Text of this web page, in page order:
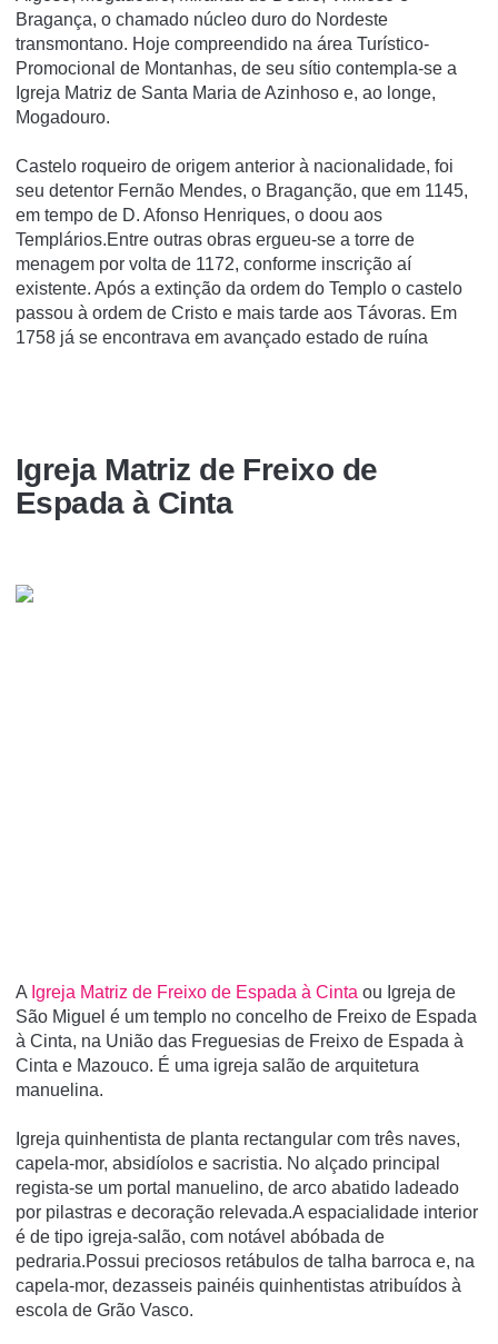
Bragança, o chamado núcleo duro do Nordeste
transmontano. Hoje compreendido na área Turí­stico-
Promocional de Montanhas, de seu sí­tio contempla-se a
Igreja Matriz de Santa Maria de Azinhoso e, ao longe,
Mogadouro.
Castelo roqueiro de origem anterior à nacionalidade, foi
seu detentor Fernão Mendes, o Braganção, que em 1145,
em tempo de D. Afonso Henriques, o doou aos
Templários.Entre outras obras ergueu-se a torre de
menagem por volta de 1172, conforme inscrição aí
existente. Após a extinção da ordem do Templo o castelo
passou à ordem de Cristo e mais tarde aos Távoras. Em
1758 já se encontrava em avançado estado de ruína
Igreja Matriz de Freixo de
Espada à Cinta
A Igreja Matriz de Freixo de Espada à Cinta ou Igreja de
São Miguel é um templo no concelho de Freixo de Espada
à Cinta, na União das Freguesias de Freixo de Espada à
Cinta e Mazouco. É uma igreja salão de arquitetura
manuelina.
Igreja quinhentista de planta rectangular com três naves,
capela-mor, absidíolos e sacristia. No alçado principal
regista-se um portal manuelino, de arco abatido ladeado
por pilastras e decoração relevada.A espacialidade interior
é de tipo igreja-salão, com notável abóbada de
pedraria.Possui preciosos retábulos de talha barroca e, na
capela-mor, dezasseis painéis quinhentistas atribuídos à
escola de Grão Vasco.